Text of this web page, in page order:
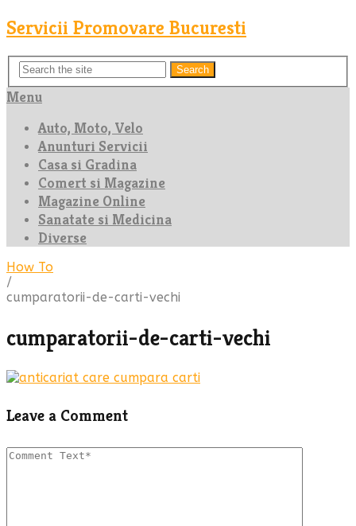
Servicii Promovare Bucuresti
Search
Menu
Auto, Moto, Velo
Anunturi Servicii
Casa si Gradina
Comert si Magazine
Magazine Online
Sanatate si Medicina
Diverse
How To
/
cumparatorii-de-carti-vechi
cumparatorii-de-carti-vechi
Leave a Comment